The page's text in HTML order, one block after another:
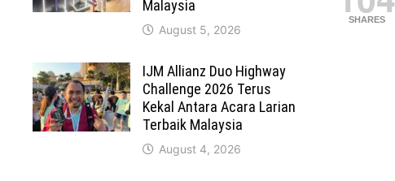
SHARES
Malaysia
August 5, 2026
IJM Allianz Duo Highway
Challenge 2026 Terus
Kekal Antara Acara Larian
Terbaik Malaysia
August 4, 2026